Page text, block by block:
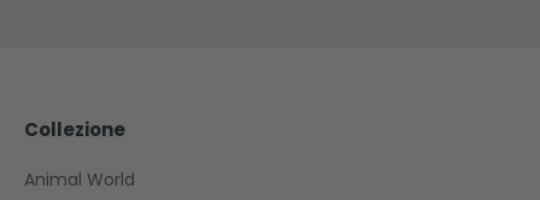
Collezione
Animal World